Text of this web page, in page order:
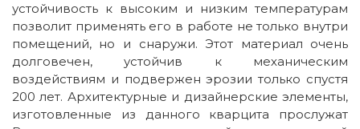
устойчивость к высоким и низким температурам
позволит применять его в работе не только внутри
помещений, но и снаружи. Этот материал очень
долговечен, устойчив к механическим
воздействиям и подвержен эрозии только спустя
200 лет. Архитектурные и дизайнерские элементы,
изготовленные из данного кварцита прослужат